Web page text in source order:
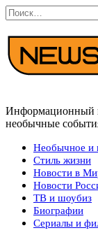
Перейти
к
содержанию
Search
for:
Информационный
необычные
Необычное и
Стиль жизни
Новости в
Новости
ТВ и шоубиз
Биографии
Сериалы и